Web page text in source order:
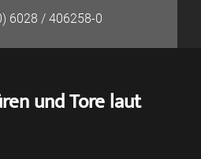
6028 / 406258-0
und Tore laut